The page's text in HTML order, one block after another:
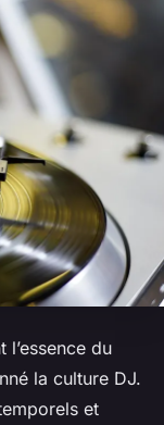
l’essence du
la culture DJ.
et